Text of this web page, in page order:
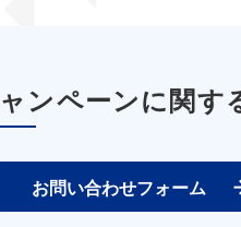
ンペーンに関す
お問い合わせフォーム